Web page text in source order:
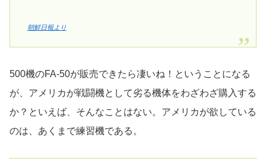
朝鮮日報より
500機のFA-50が販売できたら凄いね！ということになる
が、アメリカが戦闘機として劣る機体をわざわざ購入する
か？といえば、そんなことはない。アメリカが欲している
のは、あくまで練習機である。